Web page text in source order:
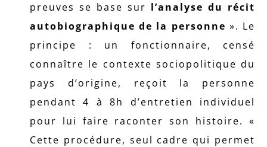
preuves se base sur l’analyse du récit
autobiographique de la personne ». Le
principe : un fonctionnaire, censé
connaître le contexte sociopolitique du
pays d’origine, reçoit la personne
pendant 4 à 8h d’entretien individuel
pour lui faire raconter son histoire. «
Cette procédure, seul cadre qui permet